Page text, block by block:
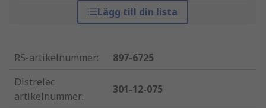
Lägg till din lista
RS-artikelnummer:
897-6725
Distrelec
artikelnummer:
301-12-075